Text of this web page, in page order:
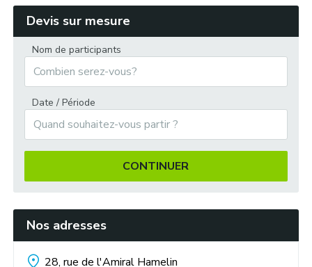
Construction de bateau en équipe :
Visite de l’Acropole sur les pas de Zeus et Athéna
Rallye en vélo dans le centre historique :
Devis sur mesure
Nom de participants
Date / Période
CONTINUER
Nos adresses
28, rue de l'Amiral Hamelin